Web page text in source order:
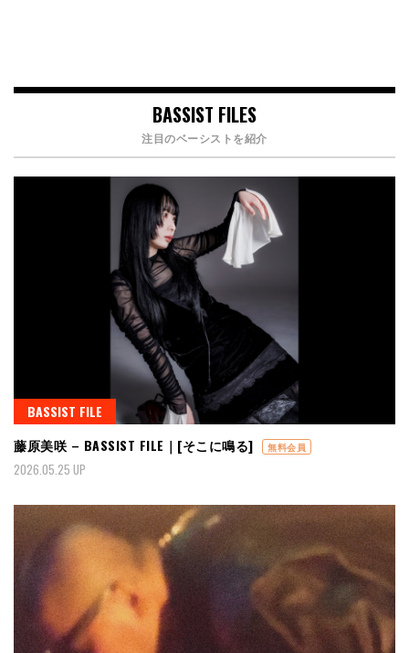
BASSIST FILES
注目のベーシストを紹介
BASSIST FILE
藤原美咲 – BASSIST FILE｜[そこに鳴る]
無料会員
2026.05.25 UP